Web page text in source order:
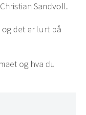
Sandvoll.
og det er lurt på
og hva du